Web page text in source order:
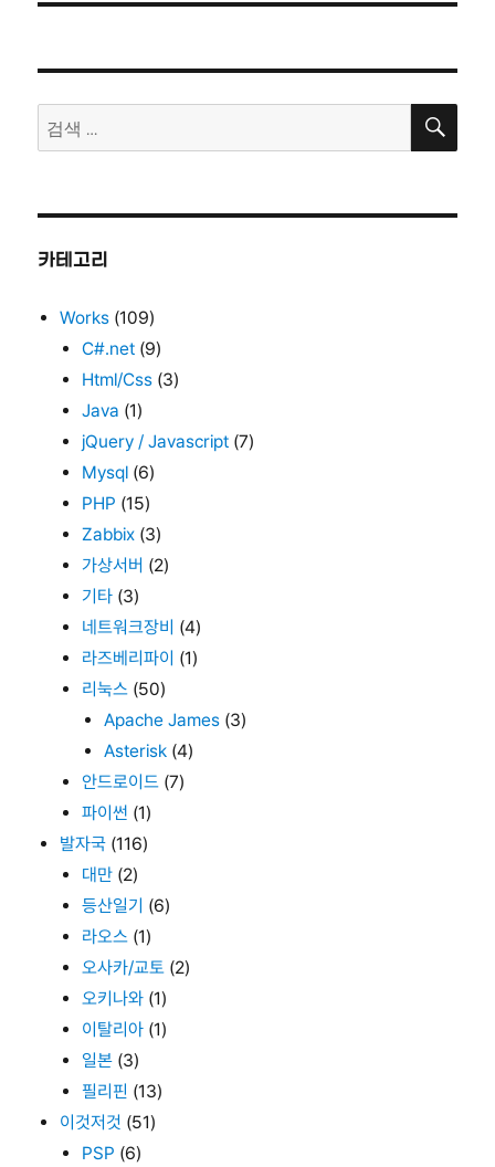
색:
검
카테고리
Works (109)
C#.net (9)
Html/Css (3)
Java (1)
jQuery / Javascript (7)
Mysql (6)
PHP (15)
Zabbix (3)
가상서버 (2)
기타 (3)
네트워크장비 (4)
라즈베리파이 (1)
리눅스 (50)
Apache James (3)
Asterisk (4)
안드로이드 (7)
파이썬 (1)
발자국 (116)
대만 (2)
등산일기 (6)
라오스 (1)
오사카/교토 (2)
오키나와 (1)
이탈리아 (1)
일본 (3)
필리핀 (13)
이것저것 (51)
PSP (6)